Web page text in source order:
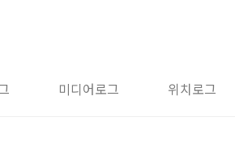
미디어로그 위치로그